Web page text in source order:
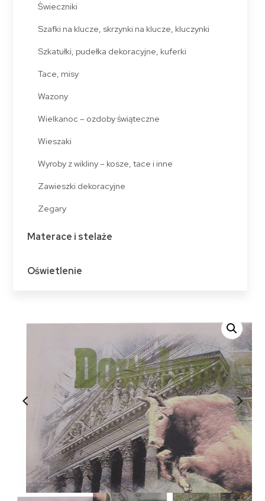
Świeczniki
Szafki na klucze, skrzynki na klucze, kluczynki
Szkatułki, pudełka dekoracyjne, kuferki
Tace, misy
Wazony
Wielkanoc – ozdoby świąteczne
Wieszaki
Wyroby z wikliny – kosze, tace i inne
Zawieszki dekoracyjne
Zegary
Materace i stelaże
Oświetlenie